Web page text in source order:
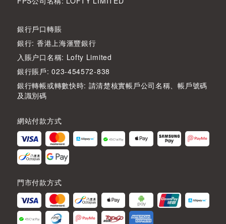
銀行戶口轉賬
銀行: 香港上海滙豐銀行
入賬户口名稱: Lofty Limited
銀行賬戶: 023-454572-838
銀行轉帳或轉數快時: 請清楚核實帳戶公司名稱、帳戶號碼
及識別碼
網站付款方式
門市付款方式